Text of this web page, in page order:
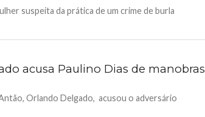
suspeita da prática de um crime de burla
acusa Paulino Dias de manobras
Orlando Delgado, acusou o adversário